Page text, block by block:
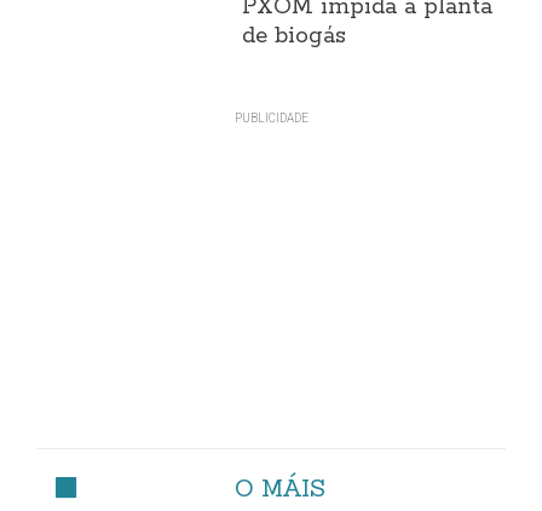
PXOM impida a planta
de biogás
O MÁIS